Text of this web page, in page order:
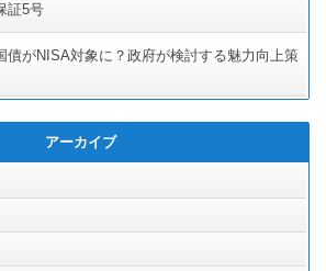
証5号
債がNISA対象に？政府が検討する魅力向上策
アーカイブ